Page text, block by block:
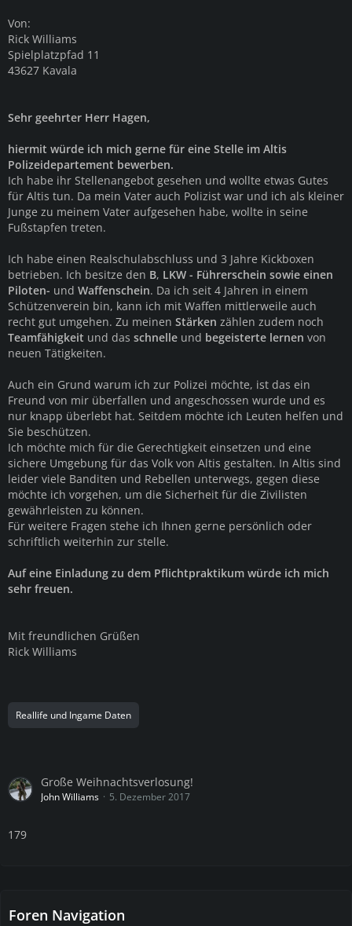
Von:
Rick Williams
Spielplatzpfad 11
43627 Kavala
Sehr geehrter Herr Hagen,
hiermit würde ich mich gerne für eine Stelle im Altis
Polizeidepartement bewerben.
Ich habe ihr Stellenangebot gesehen und wollte etwas Gutes
für Altis tun. Da mein Vater auch Polizist war und ich als kleiner
Junge zu meinem Vater aufgesehen habe, wollte in seine
Fußstapfen treten.
Ich habe einen Realschulabschluss und 3 Jahre Kickboxen
betrieben. Ich besitze den B, LKW - Führerschein sowie einen
Piloten- und Waffenschein. Da ich seit 4 Jahren in einem
Schützenverein bin, kann ich mit Waffen mittlerweile auch
recht gut umgehen. Zu meinen Stärken zählen zudem noch
Teamfähigkeit und das schnelle und begeisterte lernen von
neuen Tätigkeiten.
Auch ein Grund warum ich zur Polizei möchte, ist das ein
Freund von mir überfallen und angeschossen wurde und es
nur knapp überlebt hat. Seitdem möchte ich Leuten helfen und
Sie beschützen.
Ich möchte mich für die Gerechtigkeit einsetzen und eine
sichere Umgebung für das Volk von Altis gestalten. In Altis sind
leider viele Banditen und Rebellen unterwegs, gegen diese
möchte ich vorgehen, um die Sicherheit für die Zivilisten
gewährleisten zu können.
Für weitere Fragen stehe ich Ihnen gerne persönlich oder
schriftlich weiterhin zur stelle.
Auf eine Einladung zu dem Pflichtpraktikum würde ich mich
sehr freuen.
Mit freundlichen Grüßen
Rick Williams
Reallife und Ingame Daten
Große Weihnachtsverlosung!
John Williams 5. Dezember 2017
179
Foren Navigation